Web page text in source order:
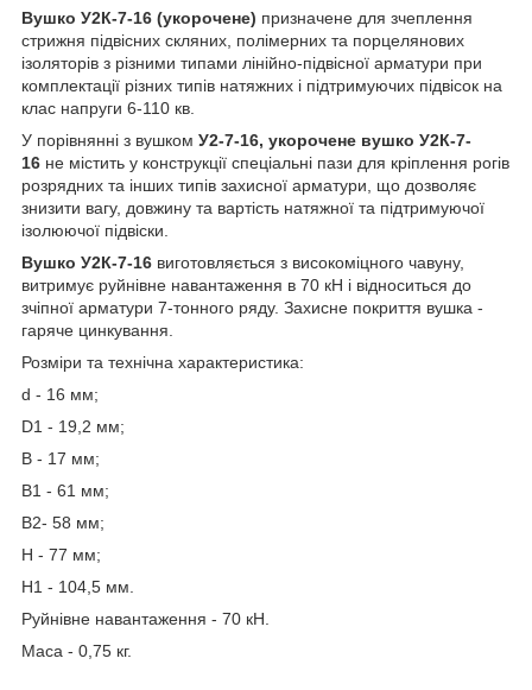
Вушко У2К-7-16 (укорочене) призначене для зчеплення
стрижня підвісних скляних, полімерних та порцелянових
ізоляторів з різними типами лінійно-підвісної арматури при
комплектації різних типів натяжних і підтримуючих підвісок на
клас напруги 6-110 кв.
У порівнянні з вушком У2-7-16, укорочене вушко У2К-7-
16 не містить у конструкції спеціальні пази для кріплення рогів
розрядних та інших типів захисної арматури, що дозволяє
знизити вагу, довжину та вартість натяжної та підтримуючої
ізолюючої підвіски.
Вушко У2К-7-16 виготовляється з високоміцного чавуну,
витримує руйнівне навантаження в 70 кН і відноситься до
зчіпної арматури 7-тонного ряду. Захисне покриття вушка -
гаряче цинкування.
Розміри та технічна характеристика:
d - 16 мм;
D1 - 19,2 мм;
B - 17 мм;
B1 - 61 мм;
В2- 58 мм;
H - 77 мм;
H1 - 104,5 мм.
Руйнівне навантаження - 70 кН.
Маса - 0,75 кг.